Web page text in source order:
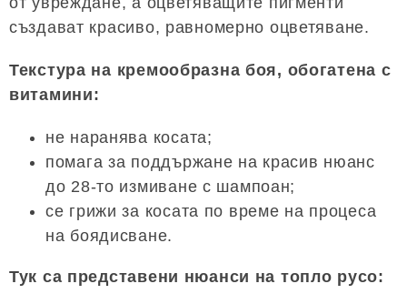
създават красиво, равномерно оцветяване.
Текстура на кремообразна боя, обогатена с
витамини:
не наранява косата;
помага за поддържане на красив нюанс
до 28-то измиване с шампоан;
се грижи за косата по време на процеса
на боядисване.
Тук са представени нюанси на топло русо: